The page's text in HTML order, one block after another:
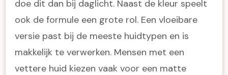
doe dit dan bij daglicht. Naast de kleur speelt
ook de formule een grote rol. Een vloeibare
versie past bij de meeste huidtypen en is
makkelijk te verwerken. Mensen met een
vettere huid kiezen vaak voor een matte